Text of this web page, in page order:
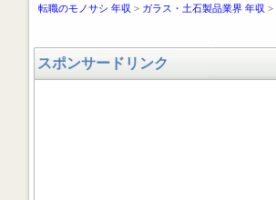
転職のモノサシ 年収 > ガラス・土石製品業界 年収 >
スポンサードリンク